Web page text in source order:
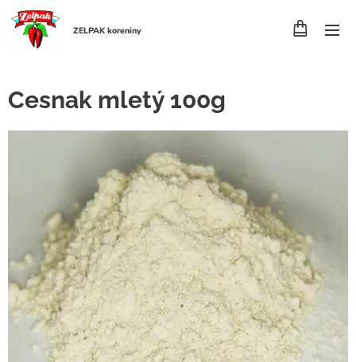
ZELPAK koreniny
Cesnak mletý 100g